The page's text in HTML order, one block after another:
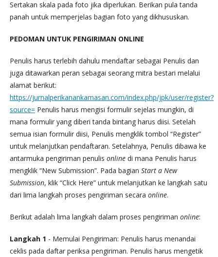
Sertakan skala pada foto jika diperlukan. Berikan pula tanda
panah untuk memperjelas bagian foto yang dikhususkan.
PEDOMAN UNTUK PENGIRIMAN ONLINE
Penulis harus terlebih dahulu mendaftar sebagai Penulis dan
juga ditawarkan peran sebagai seorang mitra bestari melalui
alamat berikut:
https://jurnalperikanankamasan.com/index.php/jpk/user/register?
source= Penulis harus mengisi formulir sejelas mungkin, di
mana formulir yang diberi tanda bintang harus diisi. Setelah
semua isian formulir diisi, Penulis mengklik tombol “Register”
untuk melanjutkan pendaftaran. Setelahnya, Penulis dibawa ke
antarmuka pengiriman penulis online di mana Penulis harus
mengklik “New Submission”. Pada bagian Start a New
Submission, klik “Click Here” untuk melanjutkan ke langkah satu
dari lima langkah proses pengiriman secara online.
Berikut adalah lima langkah dalam proses pengiriman online:
Langkah 1 - Memulai Pengiriman: Penulis harus menandai
ceklis pada daftar periksa pengiriman. Penulis harus mengetik